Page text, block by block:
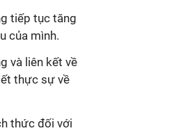
tiếp tục tăng
của mình.
và liên kết về
thực sự về
thức đối với